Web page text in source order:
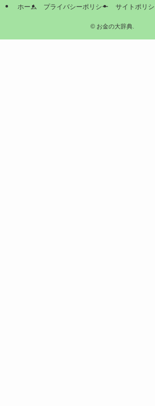
ホーム プライバシーポリシー サイトポリ
©お金の大辞典.